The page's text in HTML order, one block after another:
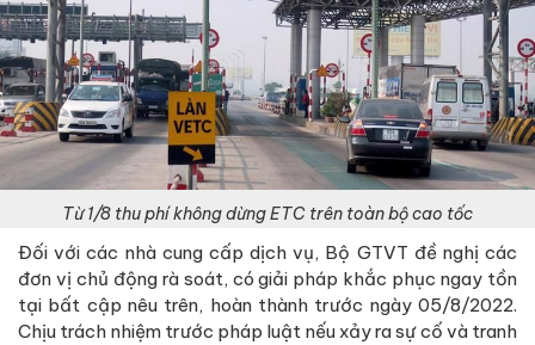
Từ 1/8 thu phí không dừng ETC trên toàn bộ cao tốc
Đối với các nhà cung cấp dịch vụ, Bộ GTVT đề nghị các
đơn vị chủ động rà soát, có giải pháp khắc phục ngay tồn
tại bất cập nêu trên, hoàn thành trước ngày 05/8/2022.
Chịu trách nhiệm trước pháp luật nếu xảy ra sự cố và tranh